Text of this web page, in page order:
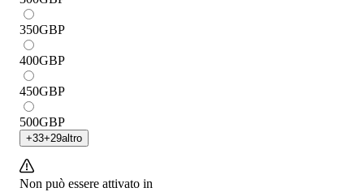
350GBP
400GBP
450GBP
500GBP
+33+29altro
Non può essere attivato in